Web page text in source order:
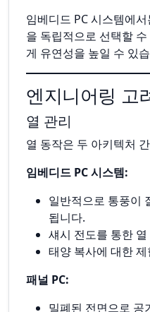
임베디드 PC 시스템에
을 독립적으로 선택할
게 유연성을 높일 수 있
엔지니어링 고
열 관리
열 동작은 두 아키텍처
임베디드 PC 시스템:
일반적으로 통풍이
됩니다.
섀시 전도를 통한 열
태양 복사에 대한
패널 PC:
밀폐된 전면으로 공